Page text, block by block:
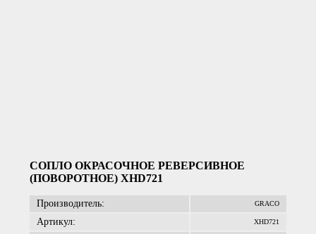
СОПЛО ОКРАСОЧНОЕ РЕВЕРСИВНОЕ
(ПОВОРОТНОЕ) XHD721
Производитель: GRACO
Артикул: XHD721